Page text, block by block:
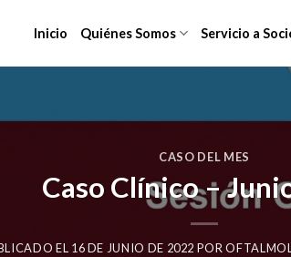
Inicio Quiénes Somos Servicio a
CASO DEL MES
Caso Clínico –
EL 16 DE JUNIO DE 2022 POR